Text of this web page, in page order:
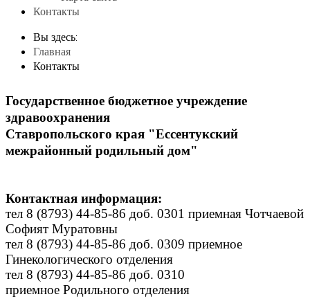
Контакты
Вы здесь:
Главная
Контакты
Государственное бюджетное учреждение
здравоохранения
Ставропольского края "Ессентукский
межрайонный родильный дом"
Контактная информация:
тел 8 (8793) 44-85-86 доб. 0301 приемная Чотчаевой
Софият Муратовны
тел 8 (8793) 44-85-86 доб. 0309 приемное
Гинекологического отделения
тел 8 (8793) 44-85-86 доб. 0310
приемное Родильного отделения